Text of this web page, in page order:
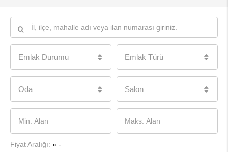
Emlak Durumu Emlak Türü
Oda Salon
Fiyat Aralığı: » -